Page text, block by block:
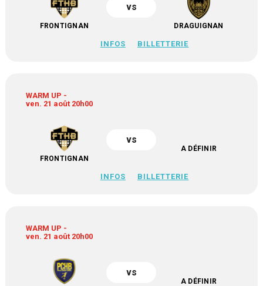
FRONTIGNAN
vs
DRAGUIGNAN
INFOS BILLETTERIE
WARM UP -
ven. 21 août 20h00
FRONTIGNAN
vs
A DÉFINIR
INFOS BILLETTERIE
WARM UP -
ven. 21 août 20h00
vs
A DÉFINIR